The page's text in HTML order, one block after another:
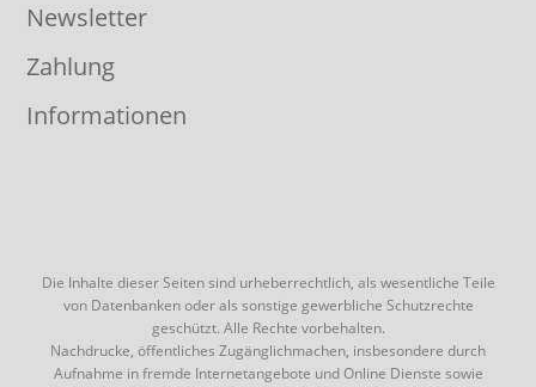
Newsletter
Zahlung
Informationen
Die Inhalte dieser Seiten sind urheberrechtlich, als wesentliche Teile
von Datenbanken oder als sonstige gewerbliche Schutzrechte
geschützt. Alle Rechte vorbehalten.
Nachdrucke, öffentliches Zugänglichmachen, insbesondere durch
Aufnahme in fremde Internetangebote und Online Dienste sowie